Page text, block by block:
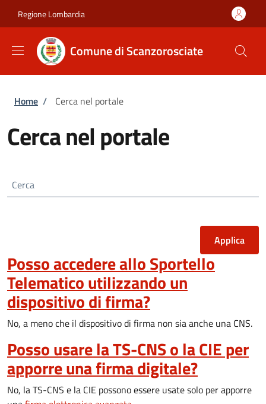
Regione Lombardia
Comune di Scanzorosciate
Briciole di pane
Home / Cerca nel portale
Cerca nel portale
Cerca
Posso accedere allo Sportello
Telematico utilizzando un
dispositivo di firma?
No, a meno che il dispositivo di firma non sia anche una CNS.
Posso usare la TS-CNS o la CIE per
apporre una firma digitale?
No, la TS-CNS e la CIE possono essere usate solo per apporre